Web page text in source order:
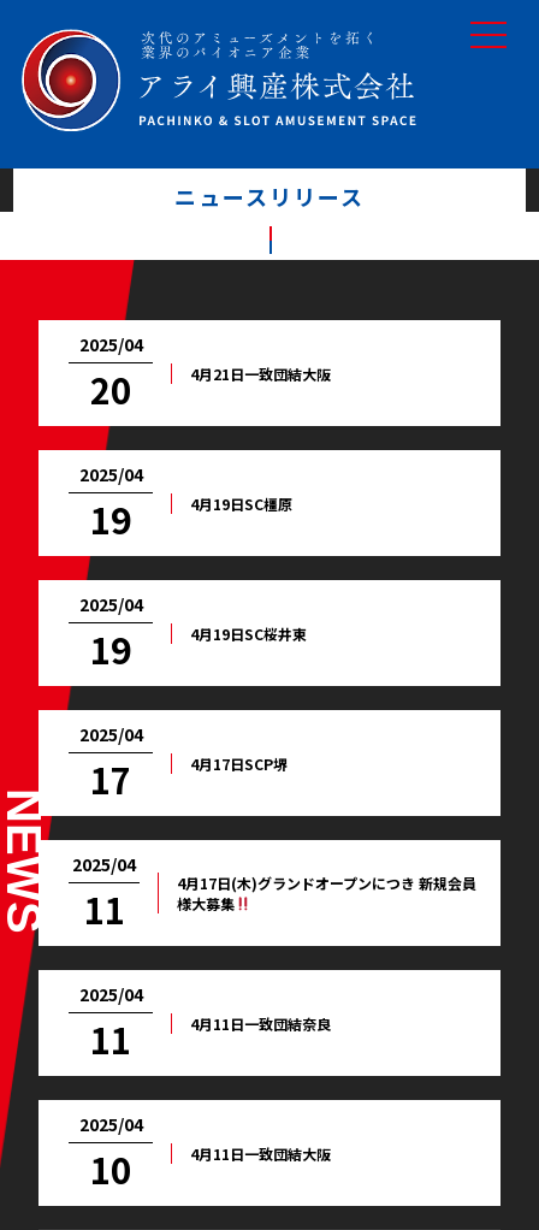
toggle
ニュースリリース
2025/04
20 4月21日一致団結大阪
2025/04
19 4月19日SC橿原
2025/04
19 4月19日SC桜井東
2025/04
17 4月17日SCP堺
2025/04
11
4月17日(木)グランドオープンにつき 新規会員
様大募集
2025/04
11 4月11日一致団結奈良
2025/04
10 4月11日一致団結大阪